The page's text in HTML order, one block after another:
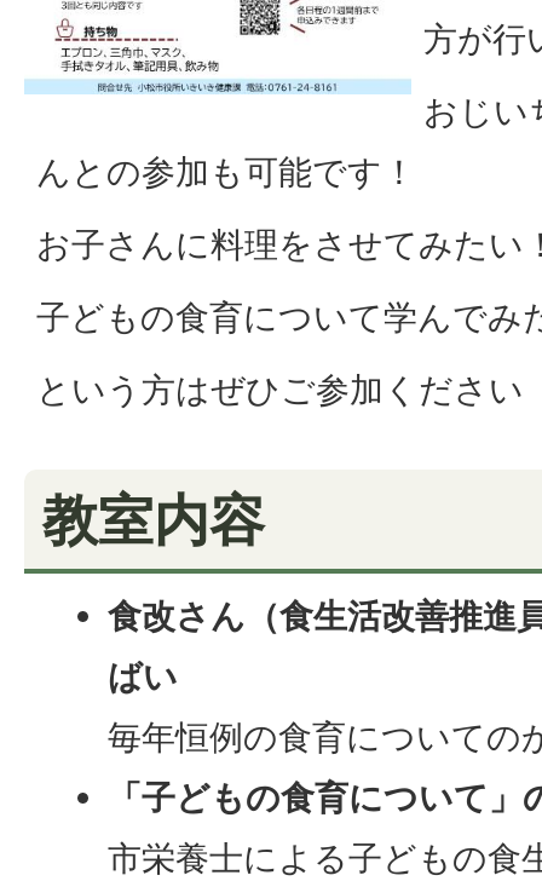
方が行
おじい
んとの参加も可能です！
お子さんに料理をさせてみたい
子どもの食育について学んでみ
という方はぜひご参加ください
教室内容
食改さん（食生活改善推進
ばい
毎年恒例の食育についての
「子どもの食育について」
市栄養士による子どもの食